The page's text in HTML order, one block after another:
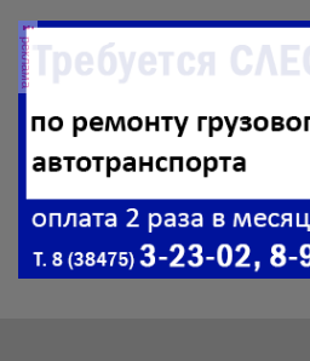
России отмечают
реклама